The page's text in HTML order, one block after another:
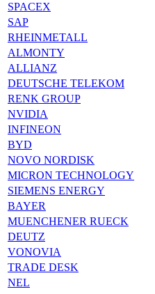
SPACEX
SAP
RHEINMETALL
ALMONTY
ALLIANZ
DEUTSCHE TELEKOM
RENK GROUP
NVIDIA
INFINEON
BYD
NOVO NORDISK
MICRON TECHNOLOGY
SIEMENS ENERGY
BAYER
MUENCHENER RUECK
DEUTZ
VONOVIA
TRADE DESK
NEL